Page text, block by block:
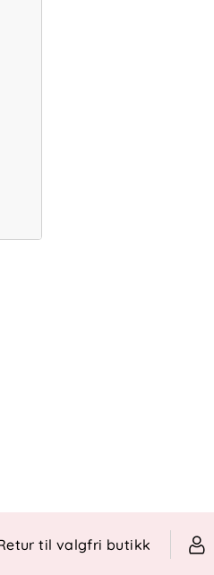
til valgfri butikk